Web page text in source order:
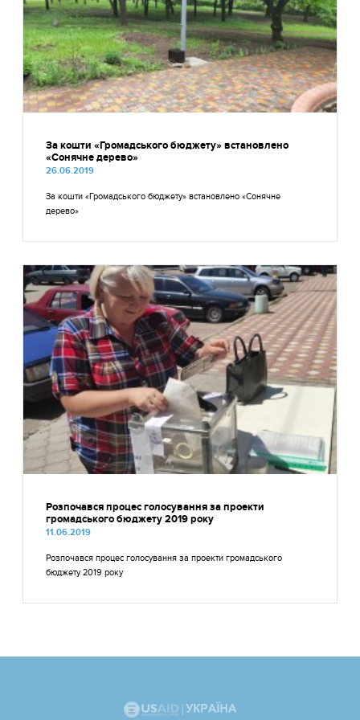
За кошти «Громадського бюджету» встановлено
«Сонячне дерево»
26.06.2019
За кошти «Громадського бюджету» встановлено «Сонячне
дерево»
Розпочався процес голосування за проекти
громадського бюджету 2019 року
11.06.2019
Розпочався процес голосування за проекти громадського
бюджету 2019 року